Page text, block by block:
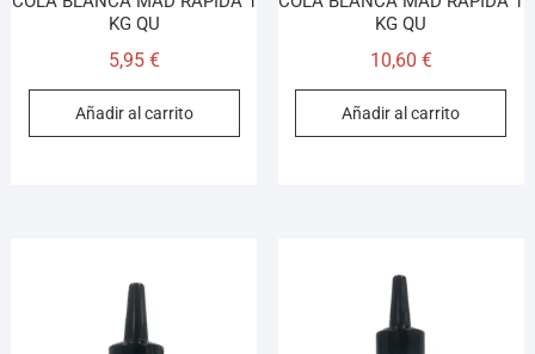
KG QU
5,95 €
Añadir al carrito
KG QU
10,60 €
Añadir al carrito